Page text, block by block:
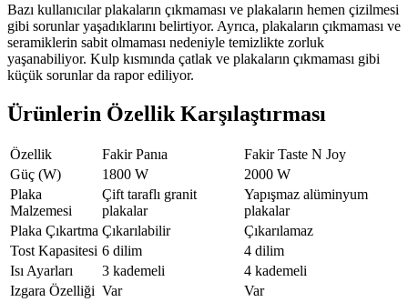
Bazı kullanıcılar plakaların çıkmaması ve plakaların hemen çizilmesi
gibi sorunlar yaşadıklarını belirtiyor. Ayrıca, plakaların çıkmaması ve
seramiklerin sabit olmaması nedeniyle temizlikte zorluk
yaşanabiliyor. Kulp kısmında çatlak ve plakaların çıkmaması gibi
küçük sorunlar da rapor ediliyor.
Ürünlerin Özellik Karşılaştırması
Özellik Fakir Panıa
Fakir Taste N Joy
Güç (W)
1800 W
2000 W
Plaka
Malzemesi
Çift taraflı granit
plakalar
Yapışmaz alüminyum
plakalar
Plaka Çıkartma Çıkarılabilir
Çıkarılamaz
Tost Kapasitesi 6 dilim
4 dilim
Isı Ayarları
3 kademeli
4 kademeli
Izgara Özelliği Var
Var